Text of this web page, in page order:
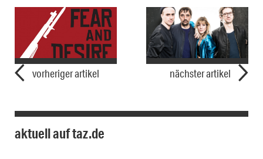
vorheriger artikel nächster artikel
aktuell auf taz.de